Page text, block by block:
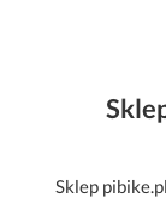
Sklep